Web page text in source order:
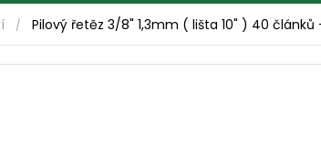
/ Pilový řetěz 3/8" 1,3mm ( lišta 10" ) 40 článků